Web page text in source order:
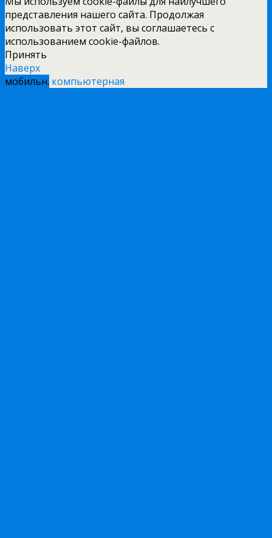
представления нашего сайта. Продолжая
использовать этот сайт, вы соглашаетесь с
использованием cookie-файлов.
Принять
Наверх
мобильн. компьютерная